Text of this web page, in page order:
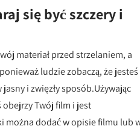
się być szczery i
materiał przed strzelaniem, a
ludzie zobaczą, że jesteś
i zwięzły sposób.Używając
Twój film i jest
można dodać w opisie filmu lub